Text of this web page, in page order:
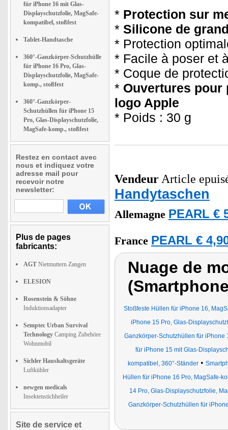
für iPhone 16 mit Glas-
Displayschutzfolie, MagSafe-
kompatibel, stoßfest
Tablet-Handtasche
360°-Ganzkörper-Schutzhülle
für iPhone 16 Pro, Glas-
Displayschutzfolie, MagSafe-
komp., stoßfest
360°-Ganzkörper-
Schutzhüllen für iPhone 15
Pro, Glas-Displayschutzfolie,
MagSafe-komp., stoßfest
Restez en contact avec
nous et indiquez votre
adresse mail pour
recevoir notre
newsletter:
Plus de pages
fabricants:
AGT Nietmuttern Zangen
ELESION
Rosenstein & Söhne
Induktionsadapter
Semptec Urban Survival
Technology Camping Zubehöre
Wohnmobil
Sichler Haushaltsgeräte
Luftkühler
newgen medicals
Insektenstichheiler
Site de service et
* Protection sur
* Silicone de
* Protection
* Facile à poser et
* Coque de
* Ouvertures pour
logo Apple
* Poids : 30 g
Vendeur Article
Handytaschen
Allemagne PEARL €
France PEARL €
Nuage de
Stoßfeste Hüllen für iPhone 16,
iPhone 15 Pro, Glas-
Ganzkörper-Schutzhüllen für iPhone
für iPhone 15 mit Glas-
kompatibel, 360°-Ständer •
Hüllen für iPhone 16 Pro, MagSafe-
14 Pro, Glas-Displayschutzfolie,
Ganzkörper-Schutzhüllen für